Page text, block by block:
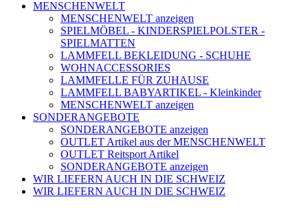
MENSCHENWELT
MENSCHENWELT anzeigen
SPIELMÖBEL - KINDERSPIELPOLSTER -
SPIELMATTEN
LAMMFELL BEKLEIDUNG - SCHUHE
WOHNACCESSORIES
LAMMFELLE FÜR ZUHAUSE
LAMMFELL BABYARTIKEL - Kleinkinder
MENSCHENWELT anzeigen
SONDERANGEBOTE
SONDERANGEBOTE anzeigen
OUTLET Artikel aus der MENSCHENWELT
OUTLET Reitsport Artikel
SONDERANGEBOTE anzeigen
WIR LIEFERN AUCH IN DIE SCHWEIZ
WIR LIEFERN AUCH IN DIE SCHWEIZ